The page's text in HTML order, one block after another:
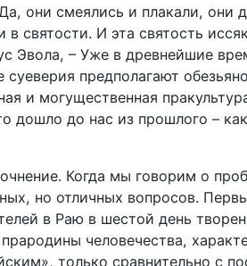
они смеялись и плакали, они
святости. И эта святость
Эвола, – Уже в древнейшие
предполагают
и могущественная
дошло до нас из прошлого –
Когда мы говорим о
но отличных вопросов.
в Раю в шестой день
человечества,
только сравнительно с